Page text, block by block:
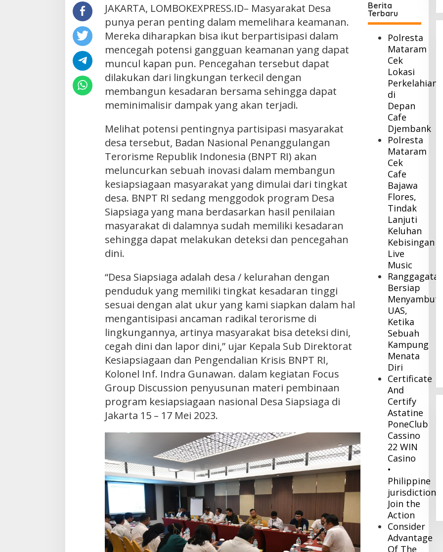
JAKARTA, LOMBOKEXPRESS.ID– Masyarakat Desa
punya peran penting dalam memelihara keamanan.
Mereka diharapkan bisa ikut berpartisipasi dalam
mencegah potensi gangguan keamanan yang dapat
muncul kapan pun. Pencegahan tersebut dapat
dilakukan dari lingkungan terkecil dengan
membangun kesadaran bersama sehingga dapat
meminimalisir dampak yang akan terjadi.
Melihat potensi pentingnya partisipasi masyarakat
desa tersebut, Badan Nasional Penanggulangan
Terorisme Republik Indonesia (BNPT RI) akan
meluncurkan sebuah inovasi dalam membangun
kesiapsiagaan masyarakat yang dimulai dari tingkat
desa. BNPT RI sedang menggodok program Desa
Siapsiaga yang mana berdasarkan hasil penilaian
masyarakat di dalamnya sudah memiliki kesadaran
sehingga dapat melakukan deteksi dan pencegahan
dini.
“Desa Siapsiaga adalah desa / kelurahan dengan
penduduk yang memiliki tingkat kesadaran tinggi
sesuai dengan alat ukur yang kami siapkan dalam hal
mengantisipasi ancaman radikal terorisme di
lingkungannya, artinya masyarakat bisa deteksi dini,
cegah dini dan lapor dini,” ujar Kepala Sub Direktorat
Kesiapsiagaan dan Pengendalian Krisis BNPT RI,
Kolonel Inf. Indra Gunawan. dalam kegiatan Focus
Group Discussion penyusunan materi pembinaan
program kesiapsiagaan nasional Desa Siapsiaga di
Jakarta 15 – 17 Mei 2023.
Berita
Terbaru
Polresta
Mataram
Cek
Lokasi
Perkelahian
di
Depan
Cafe
Djembank
Polresta
Mataram
Cek
Cafe
Bajawa
Flores,
Tindak
Lanjuti
Keluhan
Kebisingan
Live
Music
Ranggagata
Bersiap
Menyambut
UAS,
Ketika
Sebuah
Kampung
Menata
Diri
Certificate
And
Certify
Astatine
PoneClub
Cassino
22 WIN
Casino
•
Philippine
jurisdiction
Join the
Action
Consider
Advantage
Of The
Pj Bupati Inhil Sambangi BNPB,
Konsultasi Dana Hibah Rehabilitasi
dan Konstruksi Pascabencana
In Daerah | December 8, 2023